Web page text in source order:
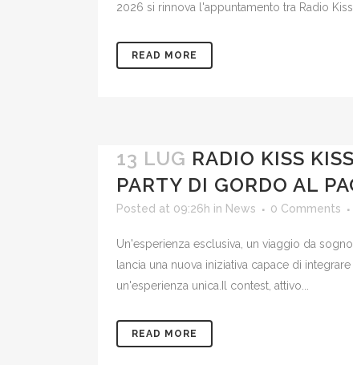
2026 si rinnova l'appuntamento tra Radio
READ MORE
13 LUG RADIO KISS
PARTY DI GORDO AL
Posted at 09:26h in News 0 Comments
Un'esperienza esclusiva, un viaggio da
lancia una nuova iniziativa capace di
un'esperienza unica.Il contest, attivo...
READ MORE